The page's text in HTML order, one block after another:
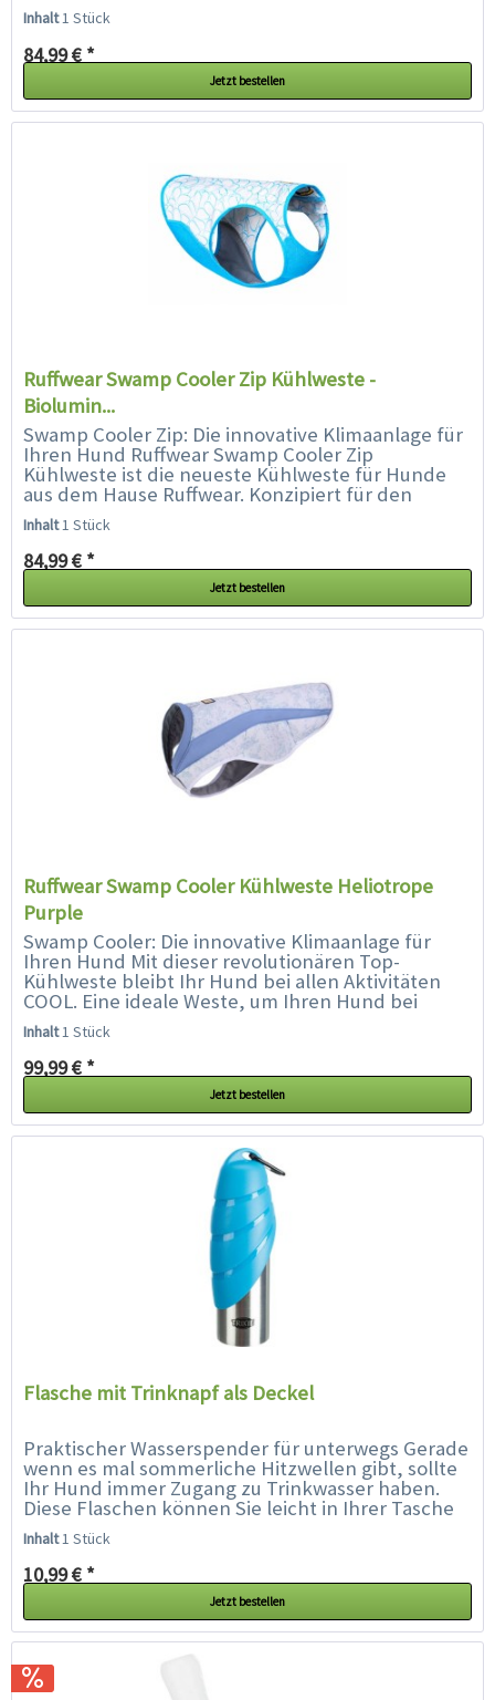
sportlichen Einsatz mit einem...
Inhalt1 Stück
84,99 € *
Jetzt bestellen
Ruffwear Swamp Cooler Zip Kühlweste -
Biolumin...
Swamp Cooler Zip: Die innovative Klimaanlage für
Ihren Hund Ruffwear Swamp Cooler Zip
Kühlweste ist die neueste Kühlweste für Hunde
aus dem Hause Ruffwear. Konzipiert für den
sportlichen Einsatz mit einem...
Inhalt1 Stück
84,99 € *
Jetzt bestellen
Ruffwear Swamp Cooler Kühlweste Heliotrope
Purple
Swamp Cooler: Die innovative Klimaanlage für
Ihren Hund Mit dieser revolutionären Top-
Kühlweste bleibt Ihr Hund bei allen Aktivitäten
COOL. Eine ideale Weste, um Ihren Hund bei
großer Hitze kühl zu...
Inhalt1 Stück
99,99 € *
Jetzt bestellen
Flasche mit Trinknapf als Deckel
Praktischer Wasserspender für unterwegs Gerade
wenn es mal sommerliche Hitzwellen gibt, sollte
Ihr Hund immer Zugang zu Trinkwasser haben.
Diese Flaschen können Sie leicht in Ihrer Tasche
oder Rucksack verstauen oder mit...
Inhalt1 Stück
10,99 € *
Jetzt bestellen